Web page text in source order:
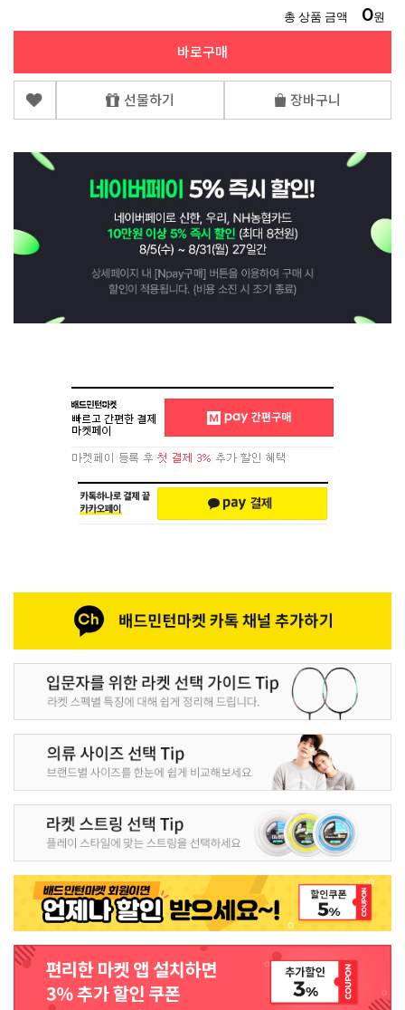
총 상품 금액 0원
바로구매
선물하기 장바구니